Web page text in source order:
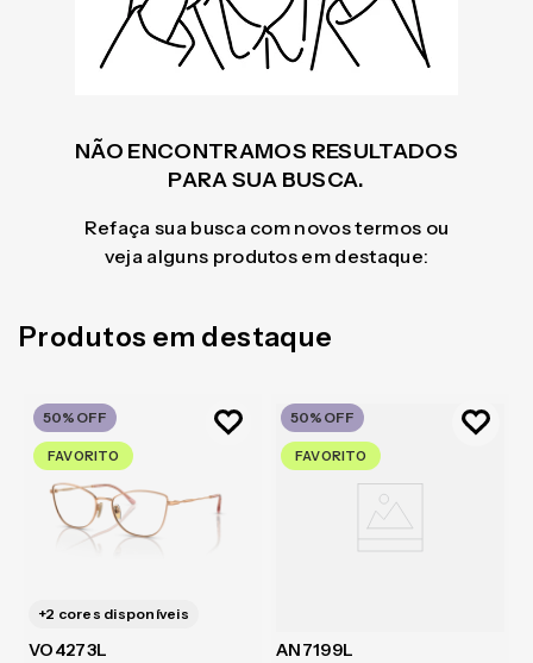
NÃO ENCONTRAMOS RESULTADOS
PARA SUA BUSCA.
Refaça sua busca com novos termos ou
veja alguns produtos em destaque:
Produtos em destaque
+2 cores disponíveis
50% OFF
FAVORITO
VO4273L
50% OFF
FAVORITO
AN7199L